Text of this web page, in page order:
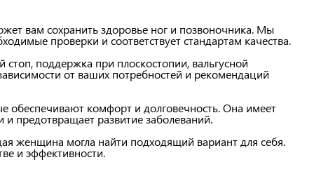
вам сохранить здоровье ног и позвоночника. Мы
проверки и соответствует стандартам качества.
поддержка при плоскостопии, вальгусной
от ваших потребностей и рекомендаций
обеспечивают комфорт и долговечность. Она имеет
предотвращает развитие заболеваний.
женщина могла найти подходящий вариант для себя.
и эффективности.